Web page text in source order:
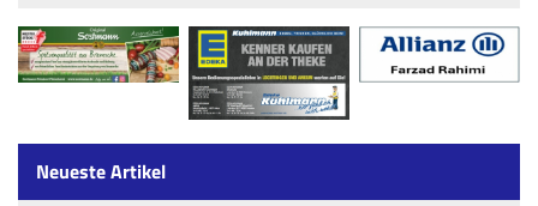
Neueste Artikel